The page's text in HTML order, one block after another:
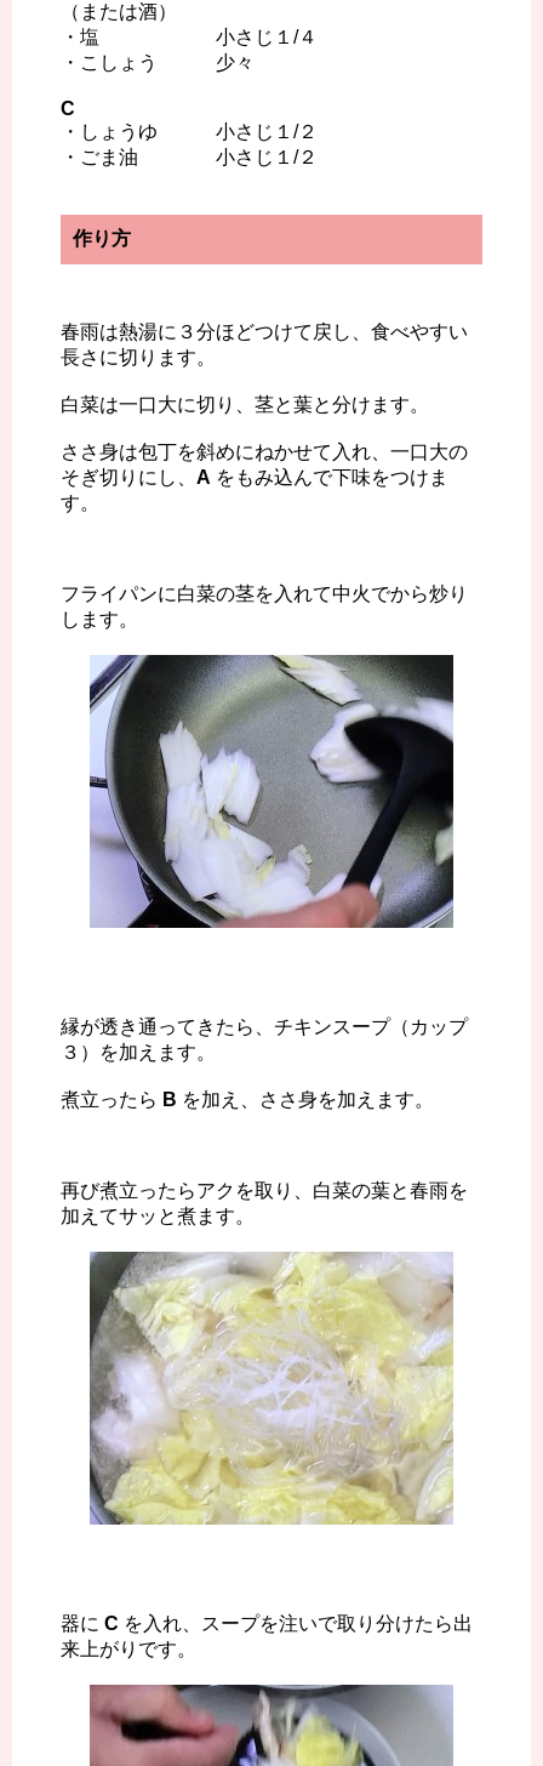
（または酒）
・塩 小さじ１/４
・こしょう 少々
C
・しょうゆ 小さじ１/２
・ごま油 小さじ１/２
作り方
春雨は熱湯に３分ほどつけて戻し、食べやすい
長さに切ります。
白菜は一口大に切り、茎と葉と分けます。
ささ身は包丁を斜めにねかせて入れ、一口大の
そぎ切りにし、 A をもみ込んで下味をつけま
す。
フライパンに白菜の茎を入れて中火でから炒り
します。
縁が透き通ってきたら、チキンスープ（カップ
３）を加えます。
煮立ったら B を加え、ささ身を加えます。
再び煮立ったらアクを取り、白菜の葉と春雨を
加えてサッと煮ます。
器に C を入れ、スープを注いで取り分けたら出
来上がりです。